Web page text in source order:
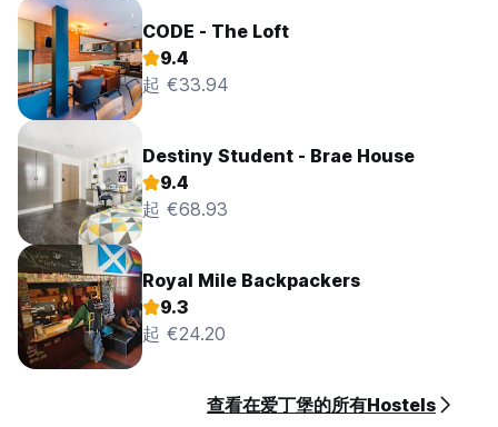
CODE - The Loft
9.4
起 €33.94
Destiny Student - Brae House
9.4
起 €68.93
Royal Mile Backpackers
9.3
起 €24.20
查看在爱丁堡的所有Hostels